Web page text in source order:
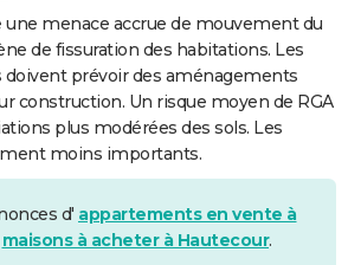
une menace accrue de mouvement du
de fissuration des habitations. Les
prévoir des aménagements
construction. Un risque moyen de RGA
plus modérées des sols. Les
moins importants.
d' appartements en vente à
maisons à acheter à Hautecour.